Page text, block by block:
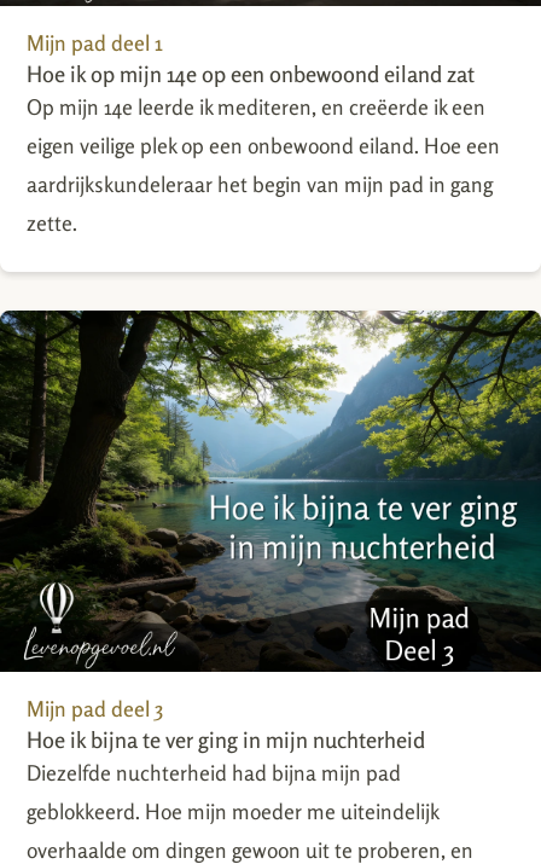
Mijn pad deel 1
Hoe ik op mijn 14e op een onbewoond eiland zat
Op mijn 14e leerde ik mediteren, en creëerde ik een
eigen veilige plek op een onbewoond eiland. Hoe een
aardrijkskundeleraar het begin van mijn pad in gang
zette.
Mijn pad deel 3
Hoe ik bijna te ver ging in mijn nuchterheid
Diezelfde nuchterheid had bijna mijn pad
geblokkeerd. Hoe mijn moeder me uiteindelijk
overhaalde om dingen gewoon uit te proberen, en